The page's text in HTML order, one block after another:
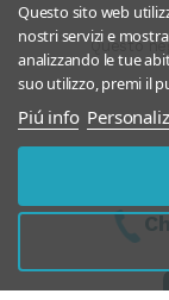
Questo
Questo sito web
nostri servizi e
analizzando le tue
suo utilizzo, premi il
Piú info